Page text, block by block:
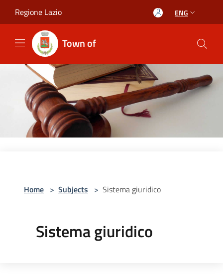
Regione Lazio ENG
Town of
Home > Subjects > Sistema giuridico
Sistema giuridico